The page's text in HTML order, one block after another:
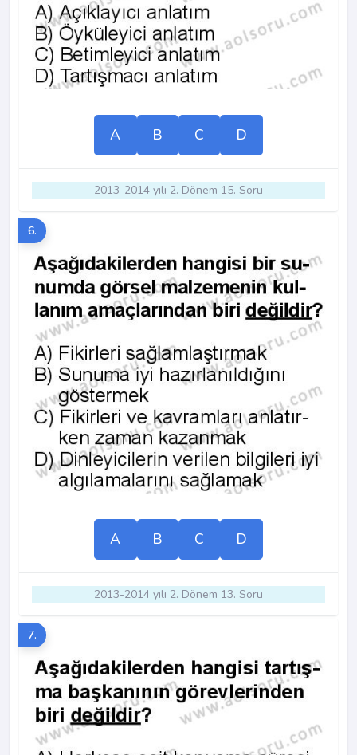
A B C D
2013-2014 yılı 2. Dönem 15. Soru
6.
A B C D
2013-2014 yılı 2. Dönem 13. Soru
7.